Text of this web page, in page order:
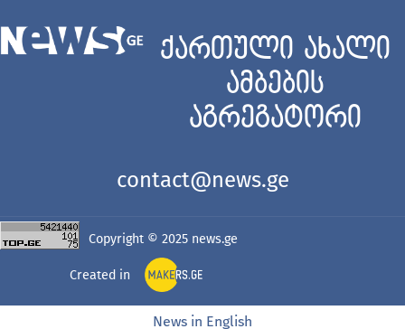
ქართული ახალი
ამბების
აგრეგატორი
contact@news.ge
Copyright © 2025 news.ge
Created in
News in English